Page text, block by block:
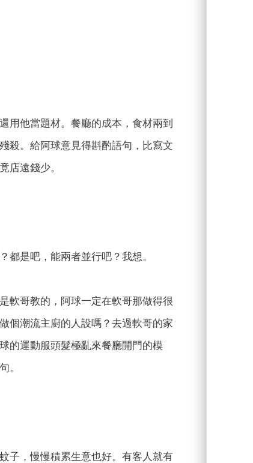
用他當題材。餐廳的成本，食材兩到
殺。給阿球意見得斟酌語句，比寫文
店遠錢少。
都是吧，能兩者並行吧？我想。
軟哥教的，阿球一定在軟哥那做得很
個潮流主廚的人設嗎？去過軟哥的家
的運動服頭髮極亂來餐廳開門的模
。
子，慢慢積累生意也好。有客人就有